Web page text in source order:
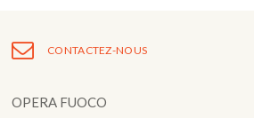
CONTACTEZ-NOUS
OPERA FUOCO